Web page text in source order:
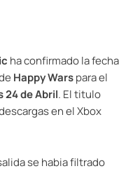
ha confirmado la fecha
Happy Warspara el
24 de Abril. El titulo
en el Xbox
se habia filtrado